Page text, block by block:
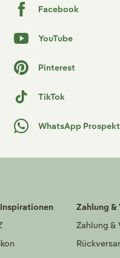
Facebook
YouTube
Pinterest
TikTok
WhatsApp Prospekt
Zahlung &
Zahlung &